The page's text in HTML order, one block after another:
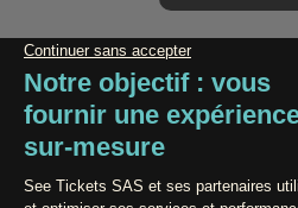
Paiement 100%